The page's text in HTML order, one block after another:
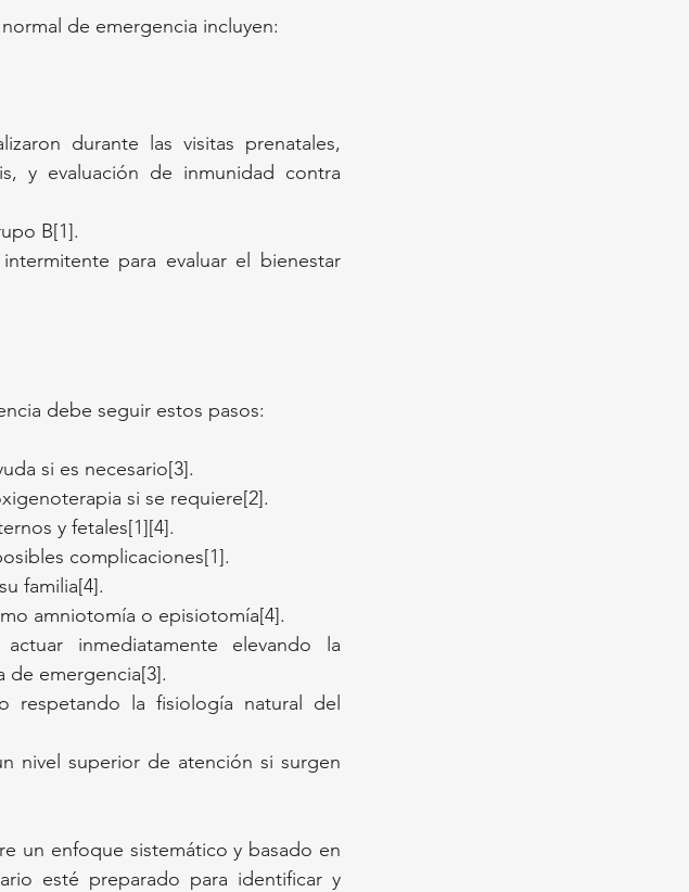
de emergencia incluyen:
durante las visitas prenatales,
y evaluación de inmunidad contra
B[1].
para evaluar el bienestar
debe seguir estos pasos:
si es necesario[3].
si se requiere[2].
y fetales[1][4].
complicaciones[1].
familia[4].
amniotomía o episiotomía[4].
inmediatamente elevando la
de emergencia[3].
la fisiología natural del
nivel superior de atención si surgen
un enfoque sistemático y basado en
esté preparado para identificar y